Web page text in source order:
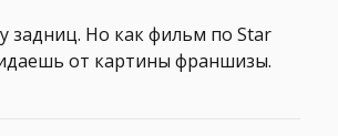
задниц. Но как фильм по Star
от картины франшизы.